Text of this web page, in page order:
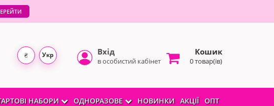
₴ Укр Вхід
в особистий кабінет
Кошик
0 товар(ів)
НАБОРИ ОДНОРАЗОВЕ НОВИНКИ АКЦІЇ ОПТ